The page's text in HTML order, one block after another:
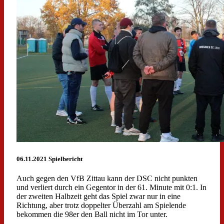
06.11.2021 Spielbericht
Auch gegen den VfB Zittau kann der DSC nicht punkten
und verliert durch ein Gegentor in der 61. Minute mit 0:1. In
der zweiten Halbzeit geht das Spiel zwar nur in eine
Richtung, aber trotz doppelter Überzahl am Spielende
bekommen die 98er den Ball nicht im Tor unter.